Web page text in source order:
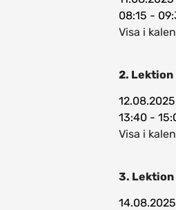
08:15 -
Visa i
2. Lektion
12.08.2025
13:40 -
Visa i
3. Lektion
14.08.2025